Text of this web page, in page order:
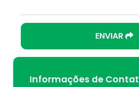
Informações de
ENVIAR